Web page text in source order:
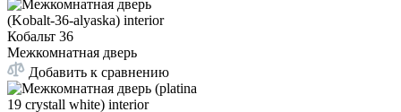
Кобальт 36
Межкомнатная дверь
Добавить к сравнению